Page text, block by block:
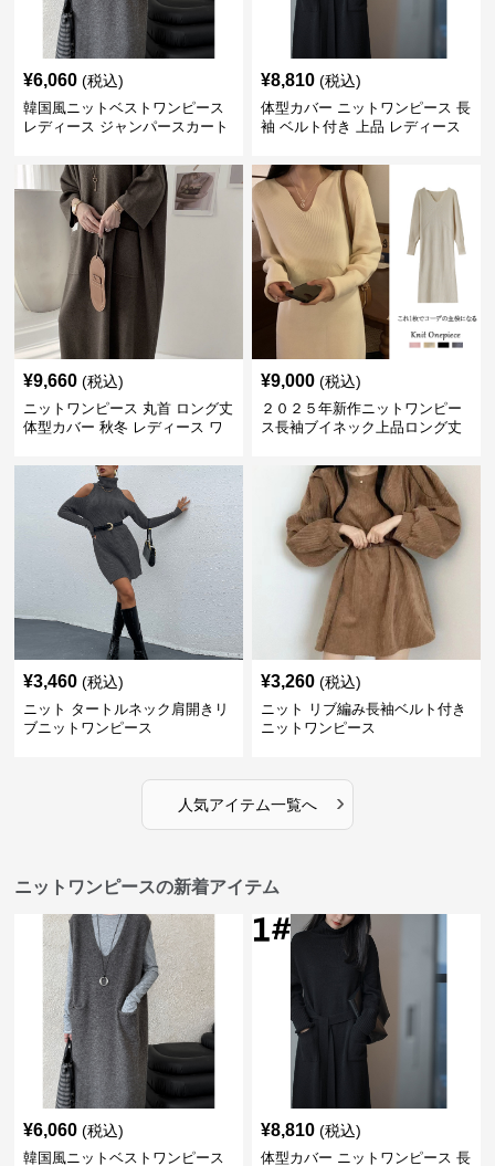
¥6,060 (税込)
韓国風ニットベストワンピース
レディース ジャンパースカート
¥8,810 (税込)
体型カバー ニットワンピース 長
袖 ベルト付き 上品 レディース
¥9,660 (税込)
ニットワンピース 丸首 ロング丈
体型カバー 秋冬 レディース ワ
¥9,000 (税込)
２０２５年新作ニットワンピー
ス長袖ブイネック上品ロング丈
¥3,460 (税込)
ニット タートルネック肩開きリ
ブニットワンピース
¥3,260 (税込)
ニット リブ編み長袖ベルト付き
ニットワンピース
人気アイテム一覧へ ›
ニットワンピースの新着アイテム
¥6,060 (税込)
韓国風ニットベストワンピース
¥8,810 (税込)
体型カバー ニットワンピース 長